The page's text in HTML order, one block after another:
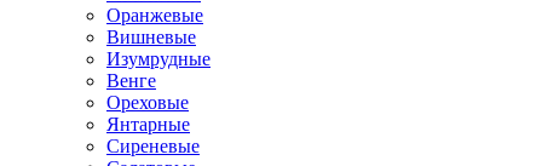
Оранжевые
Вишневые
Изумрудные
Венге
Ореховые
Янтарные
Сиреневые